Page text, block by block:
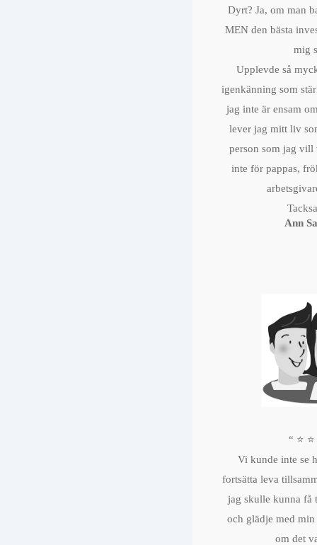
Dyrt? Ja, om man
MEN den bästa
mig
Upplevde så
igenkänning som
jag inte är ensam
lever jag mitt liv
person som jag
inte för pappas,
Ann
“ ⭐️ ⭐️
Vi kunde inte se
fortsätta leva
jag skulle kunna få
och glädje med
om det